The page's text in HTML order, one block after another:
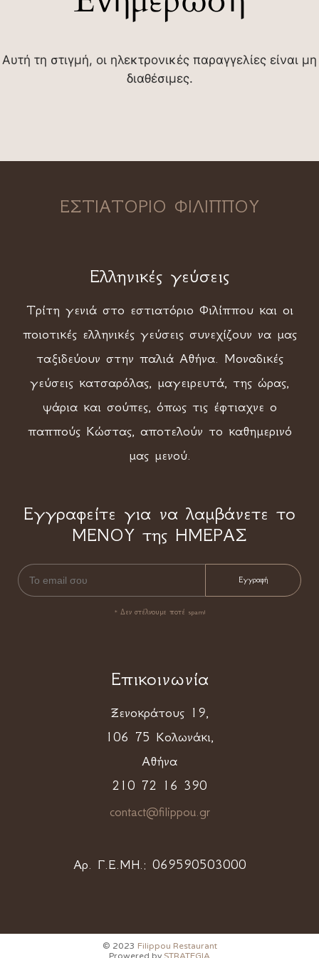
Αυτή τη στιγμή, οι ηλεκτρονικές παραγγελίες είναι μη
διαθέσιμες.
ΕΣΤΙΑΤΟΡΙΟ ΦΙΛΙΠΠΟΥ
Ελληνικές γεύσεις
Τρίτη γενιά στο εστιατόριο Φιλίππου και οι
ποιοτικές ελληνικές γεύσεις συνεχίζουν να μας
ταξιδεύουν στην παλιά Αθήνα. Μοναδικές
γεύσεις κατσαρόλας, μαγειρευτά, της ώρας,
ψάρια και σούπες, όπως τις έφτιαχνε ο
παππούς Κώστας, αποτελούν το καθημερινό
μας μενού.
Εγγραφείτε για να λαμβάνετε το
ΜΕΝΟΥ της ΗΜΕΡΑΣ
* Δεν στέλνουμε ποτέ spam!
Επικοινωνία
Ξενοκράτους 19,
106 75 Κολωνάκι,
Αθήνα
210 72 16 390
contact@filippou.gr
Αρ. Γ.Ε.ΜΗ.: 069590503000
© 2023 Filippou Restaurant
Prowered by STRATEGIA